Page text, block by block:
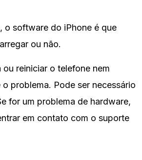
o software do iPhone é que
ou não.
ou reiniciar o telefone nem
problema. Pode ser necessário
for um problema de hardware,
em contato com o suporte